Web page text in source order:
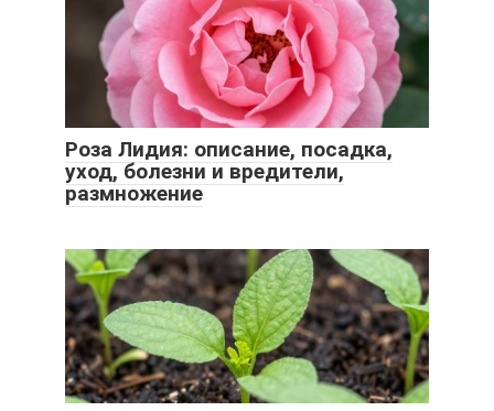
Роза Лидия: описание, посадка,
уход, болезни и вредители,
размножение